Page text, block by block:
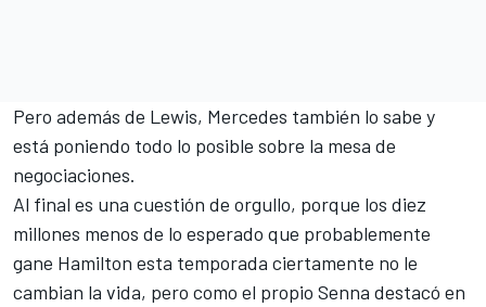
Pero además de Lewis, Mercedes también lo sabe y
está poniendo todo lo posible sobre la mesa de
negociaciones.
Al final es una cuestión de orgullo, porque los diez
millones menos de lo esperado que probablemente
gane Hamilton esta temporada ciertamente no le
cambian la vida, pero como el propio Senna destacó en